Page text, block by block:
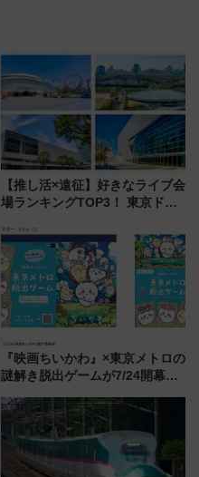
【推し活×遠征】好きなライブ会
場ランキングTOP3！ 東京ドー
由と交通アクセス術、ライブ会
場に何を求める？
『映画ちいかわ』×東京メトロの
謎解き脱出ゲームが7/24開幕！
遊び方を解説！（7/10発売開
始）